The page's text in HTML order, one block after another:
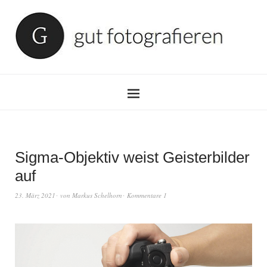
Sigma-Objektiv weist Geisterbilder
auf
23. März 2021 von Markus Schelhorn Kommentare 1